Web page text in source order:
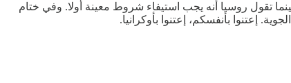
أوكرانيا وروسيا للتوصل إلى تسوية. وتقول أوكرانيا أنها تدعم دعوة الولايات المتحدة لوقف إطلاق النار لمدة 30 يوما، بينما تقول روسيا أنه يجب استيفاء شروط معينة أولا. وفي ختام
إعتنوا بأنفسكم، إعتنوا بأوكرانيا.